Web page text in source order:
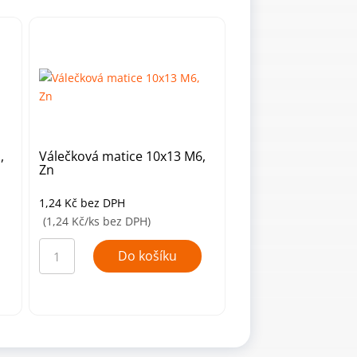
Válečková matice 10x13 M6,
Zn
1,24 Kč bez DPH
(1,24 Kč/ks bez DPH)
Válečková
matice
10x13
M6,
Do košíku